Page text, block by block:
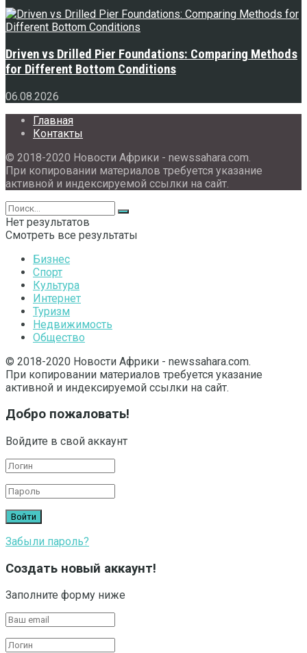
Driven vs Drilled Pier Foundations: Comparing Methods
for Different Bottom Conditions
06.08.2026
Главная
Контакты
© 2018-2020 Новости Африки - newssahara.com.
При копировании материалов требуется указание
активной и индексируемой ссылки на сайт.
Нет результатов
Смотреть все результаты
Бизнес
Спорт
Культура
Интернет
Туризм
Недвижимость
Общество
© 2018-2020 Новости Африки - newssahara.com.
При копировании материалов требуется указание
активной и индексируемой ссылки на сайт.
Добро пожаловать!
Войдите в свой аккаунт
Забыли пароль?
Создать новый аккаунт!
Заполните форму ниже